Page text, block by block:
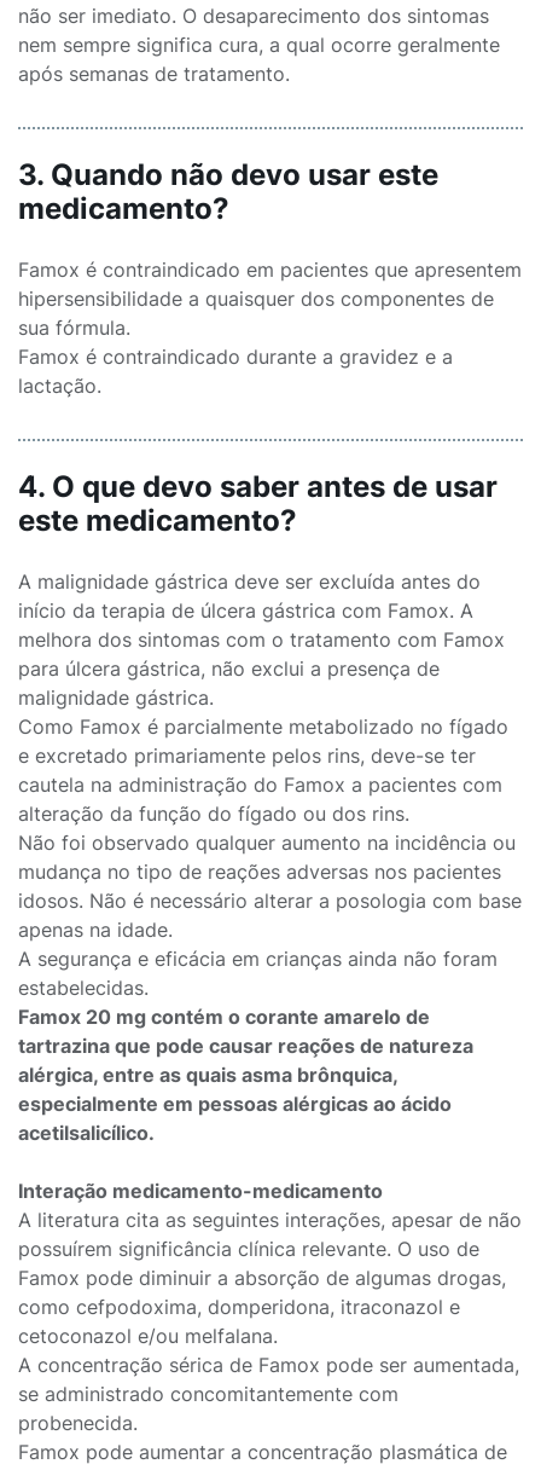
não ser imediato. O desaparecimento dos sintomas
nem sempre significa cura, a qual ocorre geralmente
após semanas de tratamento.
3. Quando não devo usar este
medicamento?
Famox é contraindicado em pacientes que apresentem
hipersensibilidade a quaisquer dos componentes de
sua fórmula.
Famox é contraindicado durante a gravidez e a
lactação.
4. O que devo saber antes de usar
este medicamento?
A malignidade gástrica deve ser excluída antes do
início da terapia de úlcera gástrica com Famox. A
melhora dos sintomas com o tratamento com Famox
para úlcera gástrica, não exclui a presença de
malignidade gástrica.
Como Famox é parcialmente metabolizado no fígado
e excretado primariamente pelos rins, deve-se ter
cautela na administração do Famox a pacientes com
alteração da função do fígado ou dos rins.
Não foi observado qualquer aumento na incidência ou
mudança no tipo de reações adversas nos pacientes
idosos. Não é necessário alterar a posologia com base
apenas na idade.
A segurança e eficácia em crianças ainda não foram
estabelecidas.
Famox 20 mg contém o corante amarelo de
tartrazina que pode causar reações de natureza
alérgica, entre as quais asma brônquica,
especialmente em pessoas alérgicas ao ácido
acetilsalicílico.
Interação medicamento-medicamento
A literatura cita as seguintes interações, apesar de não
possuírem significância clínica relevante. O uso de
Famox pode diminuir a absorção de algumas drogas,
como cefpodoxima, domperidona, itraconazol e
cetoconazol e/ou melfalana.
A concentração sérica de Famox pode ser aumentada,
se administrado concomitantemente com
probenecida.
Famox pode aumentar a concentração plasmática de